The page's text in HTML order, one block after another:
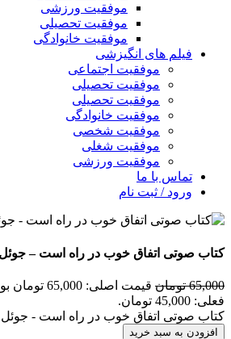
موفقیت ورزشی
موفقیت تحصیلی
موفقیت خانوادگی
فیلم های انگیزشی
موفقیت اجتماعی
موفقیت تحصیلی
موفقیت تحصیلی
موفقیت خانوادگی
موفقیت شخصی
موفقیت شغلی
موفقیت ورزشی
تماس با ما
ورود / ثبت نام
کتاب صوتی اتفاق خوب در راه است –
65,000 تومان قیمت اصلی: 65,000 تومان بود.
فعلی: 45,000 تومان.
کتاب صوتی اتفاق خوب در راه است - جوئل
افزودن به سبد خرید